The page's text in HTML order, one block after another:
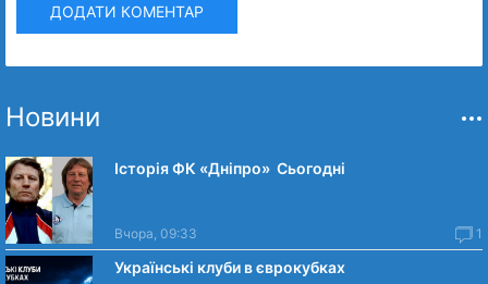
ДОДАТИ КОМЕНТАР
Новини
Історія ФК «Дніпро» Сьогодні
Вчора, 09:33 1
Українські клуби в єврокубках